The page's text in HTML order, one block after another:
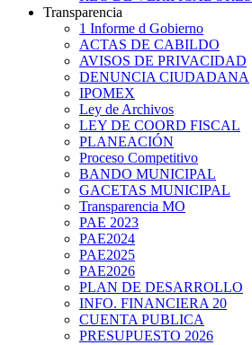
Transparencia
1 Informe d Gobierno
ACTAS DE CABILDO
AVISOS DE PRIVACIDAD
DENUNCIA CIUDADANA
IPOMEX
Ley de Archivos
LEY DE COORD FISCAL
PLANEACIÓN
Proceso Competitivo
BANDO MUNICIPAL
GACETAS MUNICIPAL
Transparencia MO
PAE 2023
PAE2024
PAE2025
PAE2026
PLAN DE DESARROLLO
INFO. FINANCIERA 20
CUENTA PUBLICA
PRESUPUESTO 2026